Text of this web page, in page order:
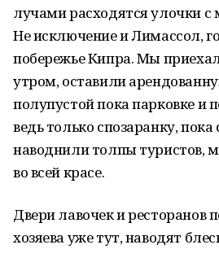
лучами расходятся улочки с
Не исключение и Лимассол,
побережье Кипра. Мы
утром, оставили
полупустой пока парковке и
ведь только спозаранку,
наводнили толпы туристов,
во всей красе.
Двери лавочек и ресторанов
хозяева уже тут, наводят